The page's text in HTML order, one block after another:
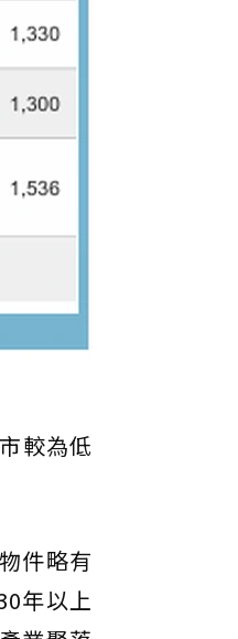
較為低
件略有
年以上